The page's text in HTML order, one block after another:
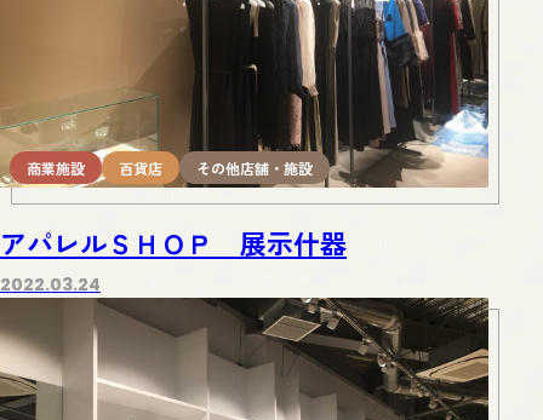
商業施設 百貨店 その他店舗・施設
アパレルＳＨＯＰ 展示什器
2022.03.24